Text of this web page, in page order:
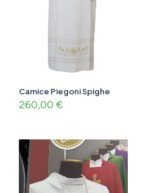
Camice Piegoni Spighe
260,00 €